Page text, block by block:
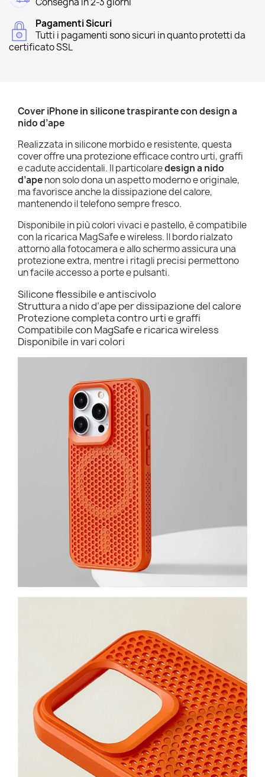
Pagamenti Sicuri
Tutti i pagamenti sono sicuri in quanto protetti da
certificato SSL
Cover iPhone in silicone traspirante con design a
nido d’ape
Realizzata in silicone morbido e resistente, questa
cover offre una protezione efficace contro urti, graffi
e cadute accidentali. Il particolaredesign a nido
d’apenon solo dona un aspetto moderno e originale,
ma favorisce anche la dissipazione del calore,
mantenendo il telefono sempre fresco.
Disponibile in più colori vivaci e pastello, è compatibile
con la ricarica MagSafe e wireless. Il bordo rialzato
attorno alla fotocamera e allo schermo assicura una
protezione extra, mentre i ritagli precisi permettono
un facile accesso a porte e pulsanti.
Silicone flessibile e antiscivolo
Struttura a nido d’ape per dissipazione del calore
Protezione completa contro urti e graffi
Compatibile con MagSafe e ricarica wireless
Disponibile in vari colori